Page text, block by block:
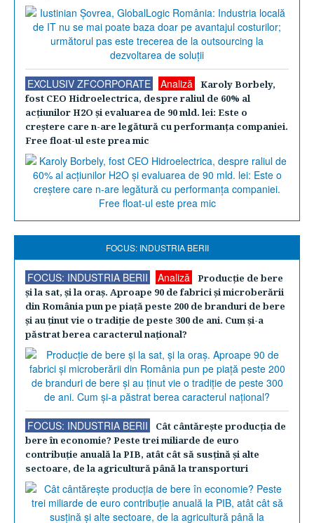
EXCLUSIV ZFCORPORATE Analiză
Karoly Borbely,
fost CEO Hidroelectrica, despre raliul de 60% al
acţiunilor H2O şi evaluarea de 90 mld. lei: Este o
creştere care n-are legătură cu performanţa companiei.
Free float-ul este prea mic
FOCUS: INDUSTRIA BERII
FOCUS: INDUSTRIA BERII Analiză
Producţie de bere
şi la sat, şi la oraş. Aproape 90 de fabrici şi microberării
din România pun pe piaţă peste 200 de branduri de bere
şi au ţinut vie o tradiţie de peste 300 de ani. Cum şi-a
păstrat berea caracterul naţional?
FOCUS: INDUSTRIA BERII
Cât cântăreşte producţia de
bere în economie? Peste trei miliarde de euro
contribuţie anuală la PIB, atât cât să susţină şi alte
sectoare, de la agricultură până la transporturi